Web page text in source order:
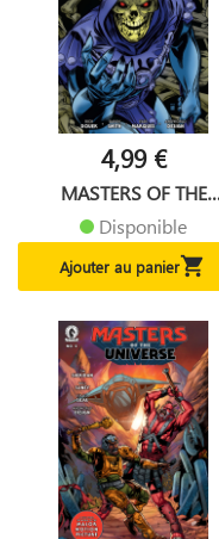
4,99 €
MASTERS OF THE
Disponible
Ajouter au panier